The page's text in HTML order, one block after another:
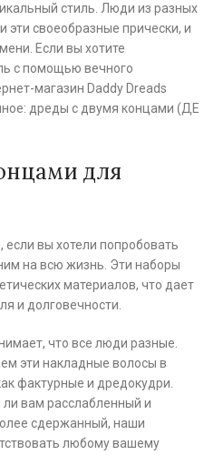
стиль. Люди из разных
эти своеобразные прически, и
Если вы хотите
с помощью вечного
магазин Daddy Dreads
дреды с двумя концами (ДЕ
для
вы хотели попробовать
на всю жизнь. Эти наборы
материалов, что дает
и долговечности.
что все люди разные.
эти накладные волосы в
фактурные и дредокудри.
ли вам расслабленный и
сдержанный, наши
любому вашему